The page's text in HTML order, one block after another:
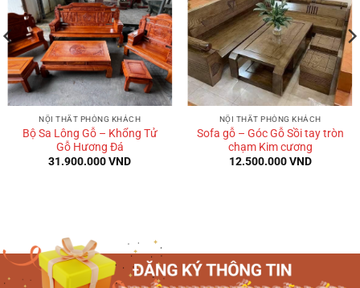
NỘI THẤT PHÒNG KHÁCH
Bộ Sa Lông Gỗ – Khổng Tử
Gỗ Hương Đá
31.900.000VND
NỘI THẤT PHÒNG KHÁCH
Sofa gỗ – Góc Gỗ Sồi tay tròn
chạm Kim cương
12.500.000VND